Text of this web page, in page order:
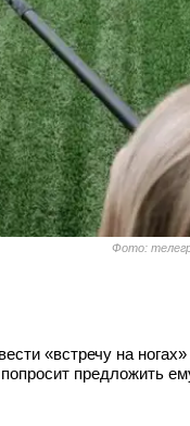
Фото:
«встречу на
попросит предложить